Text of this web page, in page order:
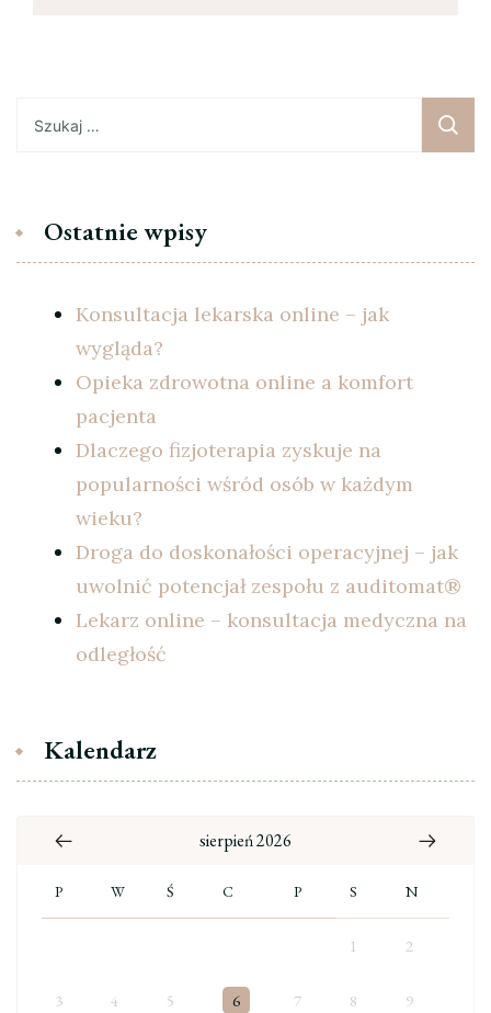
Ostatnie wpisy
Konsultacja lekarska online – jak
wygląda?
Opieka zdrowotna online a komfort
pacjenta
Dlaczego fizjoterapia zyskuje na
popularności wśród osób w każdym
wieku?
Droga do doskonałości operacyjnej – jak
uwolnić potencjał zespołu z auditomat®
Lekarz online – konsultacja medyczna na
odległość
Kalendarz
sierpień 2026
P W Ś C P S N
1 2
3 4 5 6 7 8 9